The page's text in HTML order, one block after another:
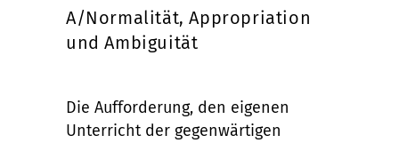
A/Normalität, Appropriation
und Ambiguität
Die Aufforderung, den eigenen
Unterricht der gegenwärtigen